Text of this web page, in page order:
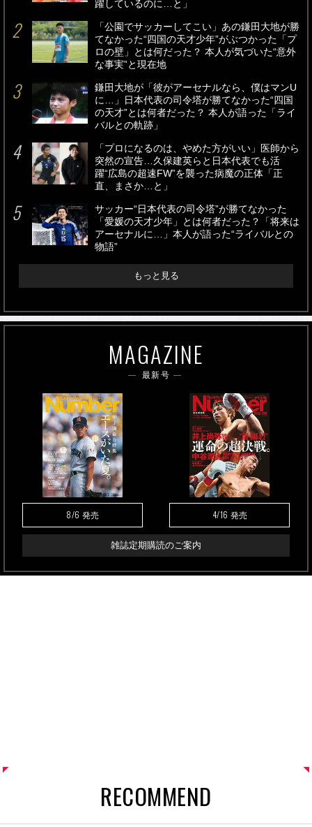
躍しているのに…と」
「公園でサッカーしてこい」あの鎌田大地が勝
てなかった“四国の天才少年”がぶつかった「プ
ロの壁」とは何だった？ 本人が気づいた“意外
な事実”と現在地
鎌田大地が「彼がアーセナルなら、僕はマンU
に…」日本代表の司令塔が勝てなかった“四国
の天才”とは何者だった？ 本人が語った「ライ
バルとの軌跡」
「プロになるのは、やめた方がいい」医師から
突然の宣告…久保建英らと日本代表でも活
躍“広島の超速FW”を襲った病魔の正体「正
直、まさか…と」
サッカー“日本代表の司令塔”が勝てなかった
「愛媛の天才少年」とは何者だった？「将来は
アーセナルに…」本人が語った“ライバルとの
物語”
もっと見る
MAGAZINE
最新号
8/6 発売 4/16 発売
雑誌定期購読のご案内
RECOMMEND